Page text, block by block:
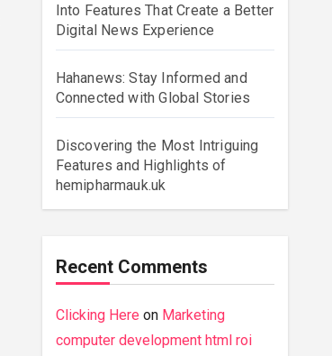
Into Features That Create a Better
Digital News Experience
Hahanews: Stay Informed and
Connected with Global Stories
Discovering the Most Intriguing
Features and Highlights of
hemipharmauk.uk
Recent Comments
Clicking Here on Marketing
computer development html roi